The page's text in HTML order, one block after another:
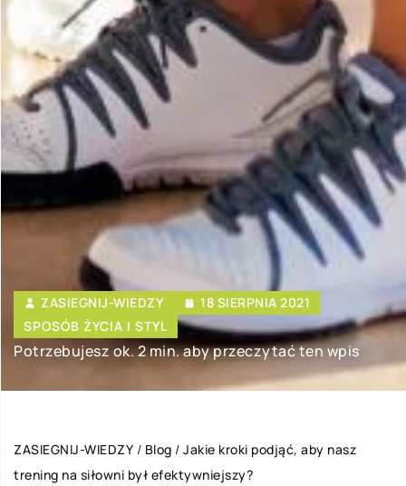
ZASIEGNIJ-WIEDZY
18 SIERPNIA 2021
SPOSÓB ŻYCIA I STYL
Potrzebujesz ok. 2 min. aby przeczytać ten wpis
ZASIEGNIJ-WIEDZY / Blog / Jakie kroki podjąć, aby nasz
trening na siłowni był efektywniejszy?